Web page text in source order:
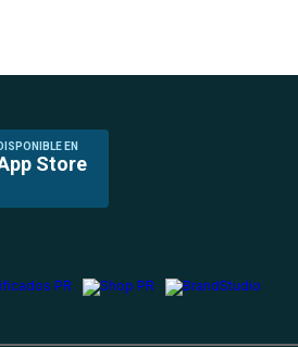
DISPONIBLE EN
Store